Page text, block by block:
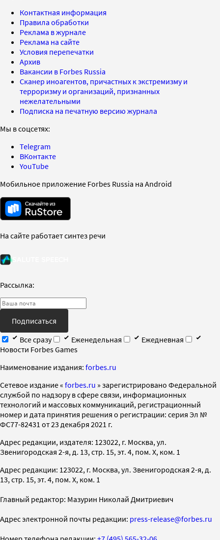
Контактная информация
Правила обработки
Реклама в журнале
Реклама на сайте
Условия перепечатки
Архив
Вакансии в Forbes Russia
Сканер иноагентов, причастных к экстремизму и
терроризму и организаций, признанных
нежелательными
Подписка на печатную версию журнала
Мы в соцсетях:
Telegram
ВКонтакте
YouTube
Мобильное приложение Forbes Russia на Android
На сайте работает синтез речи
Рассылка:
Подписаться
Все сразу
Еженедельная
Ежедневная
Новости Forbes Games
Наименование издания: forbes.ru
Cетевое издание « forbes.ru » зарегистрировано Федеральной
службой по надзору в сфере связи, информационных
технологий и массовых коммуникаций, регистрационный
номер и дата принятия решения о регистрации: серия Эл №
ФС77-82431 от 23 декабря 2021 г.
Адрес редакции, издателя: 123022, г. Москва, ул.
Звенигородская 2-я, д. 13, стр. 15, эт. 4, пом. X, ком. 1
Адрес редакции: 123022, г. Москва, ул. Звенигородская 2-я, д.
13, стр. 15, эт. 4, пом. X, ком. 1
Главный редактор: Мазурин Николай Дмитриевич
Адрес электронной почты редакции: press-release@forbes.ru